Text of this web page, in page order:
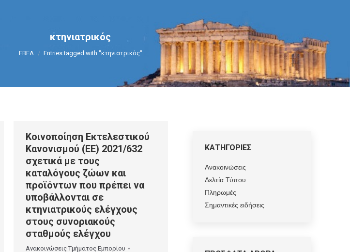
κτηνιατρικός
You are here:
ΕΒΕΑ Entries tagged with "κτηνιατρικός"
Κοινοποίηση Εκτελεστικού
Κανονισμού (ΕΕ) 2021/632
σχετικά με τους
καταλόγους ζώων και
προϊόντων που πρέπει να
υποβάλλονται σε
κτηνιατρικούς ελέγχους
στους συνοριακούς
σταθμούς ελέγχου
Ανακοινώσεις Τμήματος Εμπορίου
ΚΑΤΗΓΟΡΙΕΣ
Ανακοινώσεις
Δελτία Τύπου
Πληρωμές
Σημαντικές ειδήσεις